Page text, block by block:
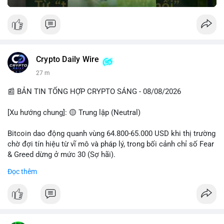
Crypto Daily Wire
27 m
📰 BẢN TIN TỔNG HỢP CRYPTO SÁNG - 08/08/2026
[Xu hướng chung]: 🟡 Trung lập (Neutral)
Bitcoin dao động quanh vùng 64.800-65.000 USD khi thị trường
chờ đợi tín hiệu từ vĩ mô và pháp lý, trong bối cảnh chỉ số Fear
& Greed dừng ở mức 30 (Sợ hãi).
- Thị trường & Giá cả: Chuỗi giao dịch cá voi BTC diễn ra dày
triệu USD lúc 08:19 UTC và 61,37 BTC (gần 4 triệu USD) lúc
Đọc thêm